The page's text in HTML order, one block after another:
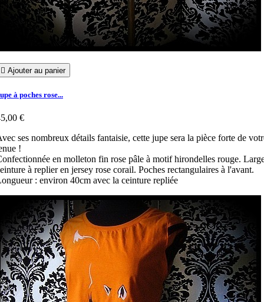
 Ajouter au panier
à poches rose...
€
ses nombreux détails fantaisie, cette jupe sera la pièce forte de
!
en molleton fin rose pâle à motif hirondelles rouge.
à replier en jersey rose corail. Poches rectangulaires à l'avant.
: environ 40cm avec la ceinture repliée